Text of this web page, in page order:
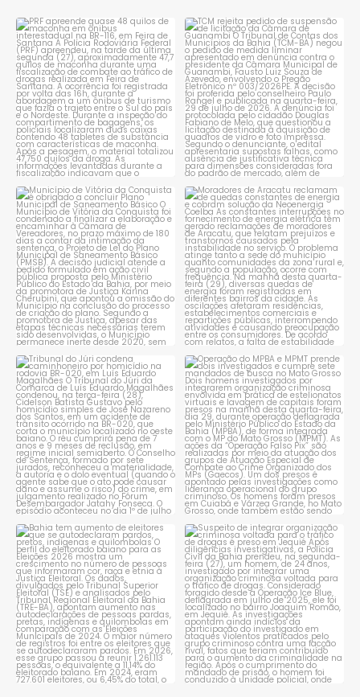
PRF apreende quase 48 quilos
de maconha em ônibus...
1 0
TCM rejeita pedido de
suspensão de licitação da...
1 0
Município de Vitória da
Conquista é obrigado a...
1 0
Moradores de Aracatu
reclamam de quedas
constantes ...
1 0
Tribunal do Júri condena
caminhoneiro por...
1 0
Operação do MPBA e MPMT
prende dois investigados e...
1 0
Bahia tem aumento de eleitores
que se autodeclaram...
1 0
Suspeito de integrar
organização criminosa
voltada...
1 0